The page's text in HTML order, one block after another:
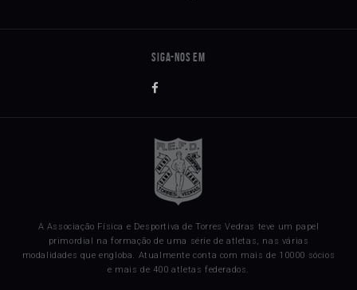
A Associação Física e Desportiva de Torres Vedras teve um papel
primordial na formação de uma série de atletas, nas várias
modalidades que engloba. Atualmente conta com mais de 10000 sócios
e mais de 400 atletas federados.